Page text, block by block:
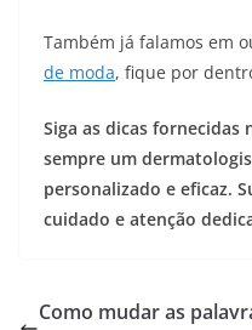
Também já falamos em
de moda, fique por
Siga as dicas
sempre um
personalizado e eficaz.
cuidado e atenção
Como mudar as